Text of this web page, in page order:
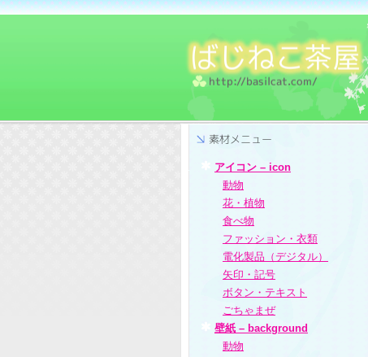
アイコン – icon
動物
花・植物
食べ物
ファッション・衣類
電化製品（デジタル）
矢印・記号
ボタン・テキスト
ごちゃまぜ
壁紙 – background
動物